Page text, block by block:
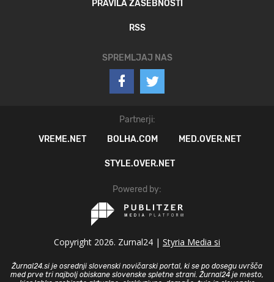
PRAVILA ZASEBNOSTI
RSS
SPREMLJAJ NAS
Partnerji:
VREME.NET
BOLHA.COM MED.OVER.NET
STYLE.OVER.NET
Powered by:
Copyright 2026. Zurnal24 | Styria Media si
Žurnal24.si je osrednji slovenski novičarski portal, ki se po dosegu uvršča
med prve tri najbolj obiskane slovenske spletne strani. Žurnal24 je mesto,